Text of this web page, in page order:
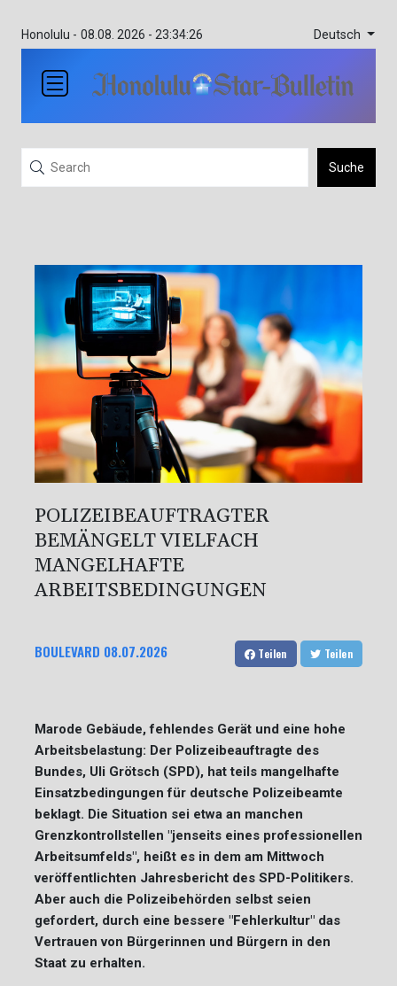
Honolulu - 08.08. 2026 - 23:34:26 Deutsch
Suche
POLIZEIBEAUFTRAGTER
BEMÄNGELT VIELFACH
MANGELHAFTE
ARBEITSBEDINGUNGEN
BOULEVARD 08.07.2026 Teilen Teilen
Marode Gebäude, fehlendes Gerät und eine hohe
Arbeitsbelastung: Der Polizeibeauftragte des
Bundes, Uli Grötsch (SPD), hat teils mangelhafte
Einsatzbedingungen für deutsche Polizeibeamte
beklagt. Die Situation sei etwa an manchen
Grenzkontrollstellen "jenseits eines professionellen
Arbeitsumfelds", heißt es in dem am Mittwoch
veröffentlichten Jahresbericht des SPD-Politikers.
Aber auch die Polizeibehörden selbst seien
gefordert, durch eine bessere "Fehlerkultur" das
Vertrauen von Bürgerinnen und Bürgern in den
Staat zu erhalten.